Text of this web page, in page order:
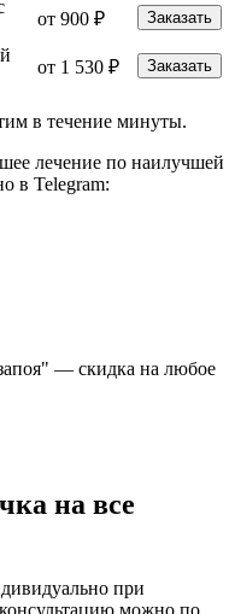
от 900 ₽ Заказать
от 1 530 ₽ Заказать
в течение минуты.
лечение по наилучшей
в Telegram:
— скидка на любое
на все
при
можно по